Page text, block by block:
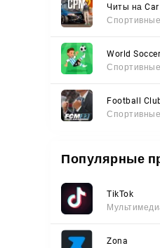
World
Спортивные
Спортивные
Популярные
TikTok
Zona